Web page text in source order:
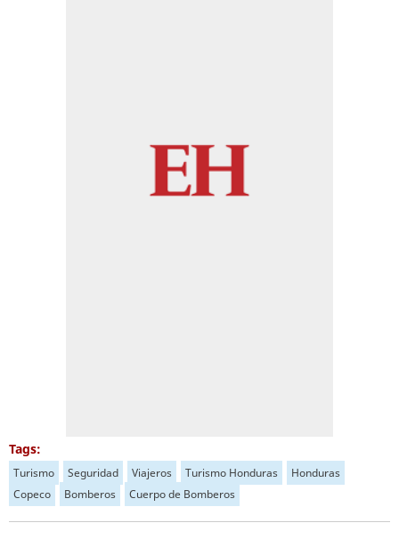
Tags:
Turismo Seguridad Viajeros Turismo Honduras
Honduras
Copeco
Bomberos Cuerpo de Bomberos